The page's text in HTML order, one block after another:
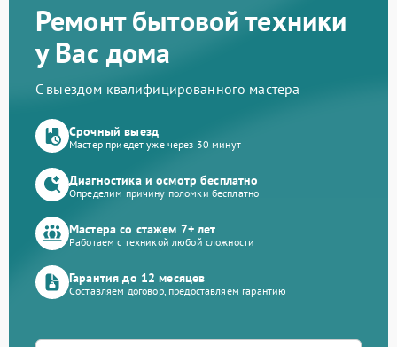
Ремонт бытовой техники
у Вас дома
С выездом квалифицированного мастера
Срочный выезд
Мастер приедет уже через 30 минут
Диагностика и осмотр бесплатно
Определим причину поломки бесплатно
Мастера со стажем 7+ лет
Работаем с техникой любой сложности
Гарантия до 12 месяцев
Составляем договор, предоставляем гарантию